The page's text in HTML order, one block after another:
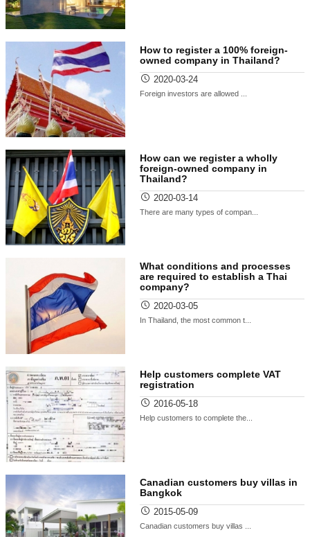
How to register a 100% foreign-
owned company in Thailand?
2020-03-24
Foreign investors are allowed ...
How can we register a wholly
foreign-owned company in
Thailand?
2020-03-14
There are many types of compan...
What conditions and processes
are required to establish a Thai
company?
2020-03-05
In Thailand, the most common t...
Help customers complete VAT
registration
2016-05-18
Help customers to complete the...
Canadian customers buy villas in
Bangkok
2015-05-09
Canadian customers buy villas ...